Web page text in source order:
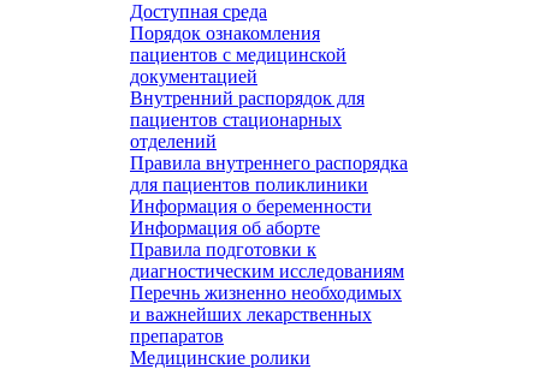
Доступная среда
Порядок ознакомления
пациентов с медицинской
документацией
Внутренний распорядок для
пациентов стационарных
отделений
Правила внутреннего распорядка
для пациентов поликлиники
Информация о беременности
Информация об аборте
Правила подготовки к
диагностическим исследованиям
Перечнь жизненно необходимых
и важнейших лекарственных
препаратов
Медицинские ролики